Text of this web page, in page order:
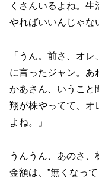
くさんいるよね。
やればいいんじゃな
「うん。前さ、オ
に言ったジャン。あ
かあさん、いうこと
翔が株やってて、オ
よね。」
うんうん、あのさ、
金額は、”無くなっ